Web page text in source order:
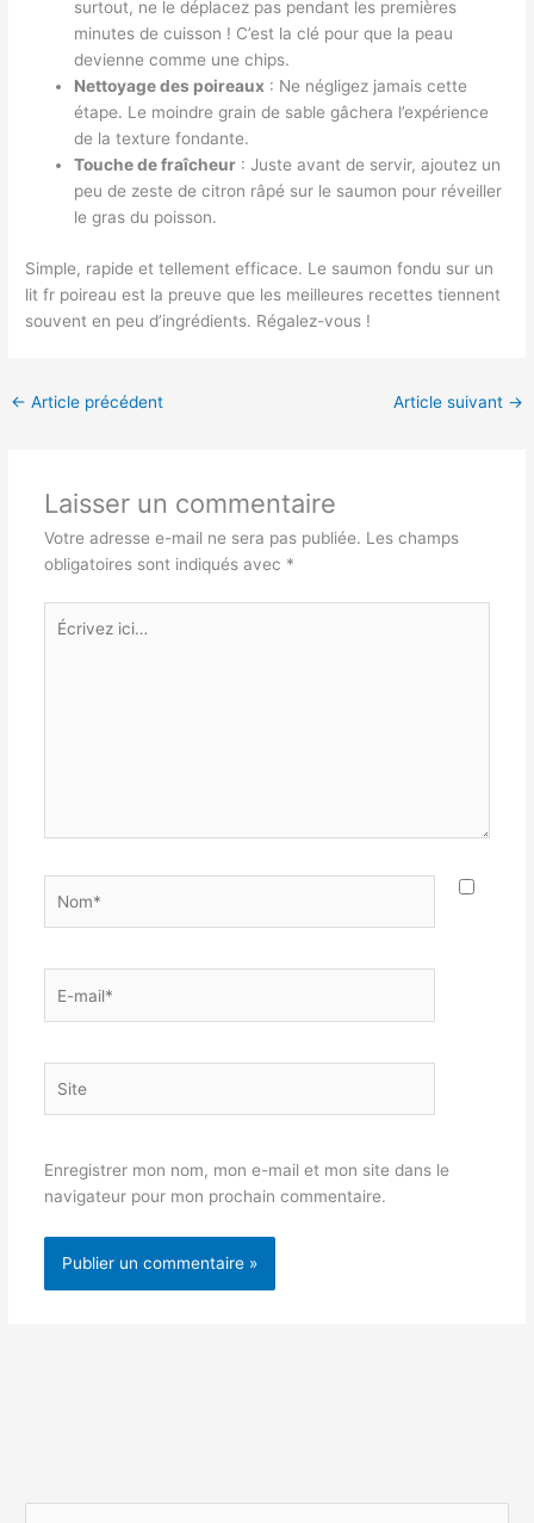
surtout, ne le déplacez pas pendant les premières
minutes de cuisson ! C’est la clé pour que la peau
devienne comme une chips.
Nettoyage des poireaux : Ne négligez jamais cette
étape. Le moindre grain de sable gâchera l’expérience
de la texture fondante.
Touche de fraîcheur : Juste avant de servir, ajoutez un
peu de zeste de citron râpé sur le saumon pour réveiller
le gras du poisson.
Simple, rapide et tellement efficace. Le saumon fondu sur un
lit fr poireau est la preuve que les meilleures recettes tiennent
souvent en peu d’ingrédients. Régalez-vous !
← Article précédent Article suivant →
Laisser un commentaire
Votre adresse e-mail ne sera pas publiée. Les champs
obligatoires sont indiqués avec *
Écrivez
ici…
mail*
Enregistrer mon nom, mon e-mail et mon site dans le
navigateur pour mon prochain commentaire.